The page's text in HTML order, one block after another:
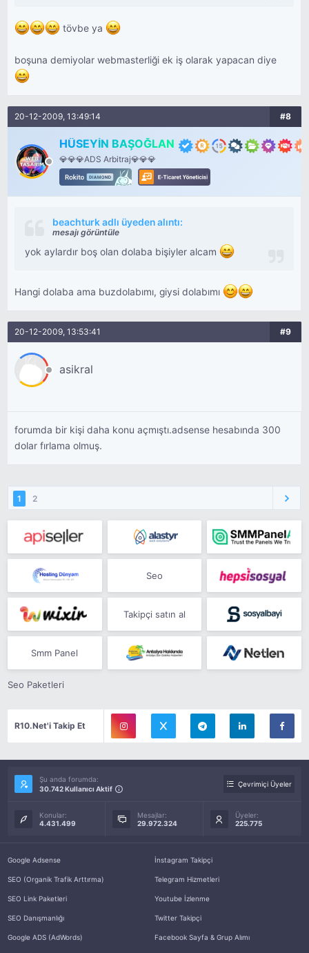
tövbe ya
boşuna demiyolar webmasterliği ek iş olarak yapacan diye
20-12-2009, 13:49:14 #8
HÜSEYİN BAŞOĞLAN
💎💎💎ADS Arbitraj💎💎💎
beachturk adlı üyeden alıntı:
mesajı görüntüle
yok aylardır boş olan dolaba bişiyler alcam
Hangi dolaba ama buzdolabımı, giysi dolabımı
20-12-2009, 13:53:41 #9
asikral
forumda bir kişi daha konu açmıştı.adsense hesabında 300
dolar fırlama olmuş.
1 2
Seo
Takipçi satın al
Smm Panel
Seo Paketleri
R10.Net'i Takip Et
Şu anda forumda:
30.742 Kullanıcı Aktif
Çevrimiçi Üyeler
Konular:
4.431.499
Mesajlar:
29.972.324
Üyeler:
225.775
Google Adsense
SEO (Organik Trafik Arttırma)
SEO Link Paketleri
SEO Danışmanlığı
Google ADS (AdWords)
İnstagram Takipçi
Telegram Hizmetleri
Youtube İzlenme
Twitter Takipçi
Facebook Sayfa & Grup Alımı